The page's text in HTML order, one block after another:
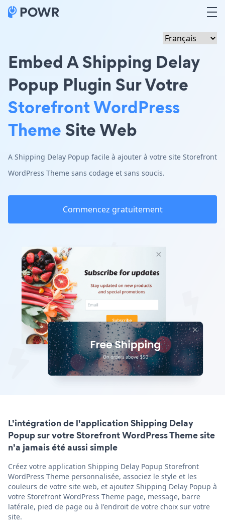
Embed A Shipping Delay
Popup Plugin Sur Votre
Storefront WordPress
ThemeSite Web
A Shipping Delay Popup facile à ajouter à votre site Storefront
WordPress Theme sans codage et sans soucis.
Commencez gratuitement
L'intégration de l'application Shipping Delay
Popup sur votre Storefront WordPress Theme site
n'a jamais été aussi simple
Créez votre application Shipping Delay Popup Storefront
WordPress Theme personnalisée, associez le style et les
couleurs de votre site web, et ajoutez Shipping Delay Popup à
votre Storefront WordPress Theme page, message, barre
latérale, pied de page ou à l'endroit de votre choix sur votre
site.